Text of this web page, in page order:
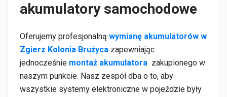
akumulatory samochodowe
Oferujemy profesjonalną wymianę akumulatorów w
Zgierz Kolonia Brużyca zapewniając
jednocześnie montaż akumulatora zakupionego w
naszym punkcie. Nasz zespół dba o to, aby
wszystkie systemy elektroniczne w pojeździe były